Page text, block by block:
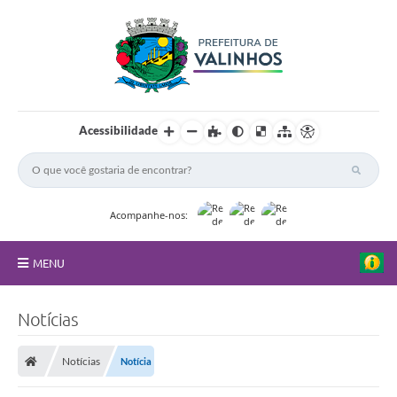
Acessibilidade
Acompanhe-nos:
MENU
Notícias
Notícias Notícia